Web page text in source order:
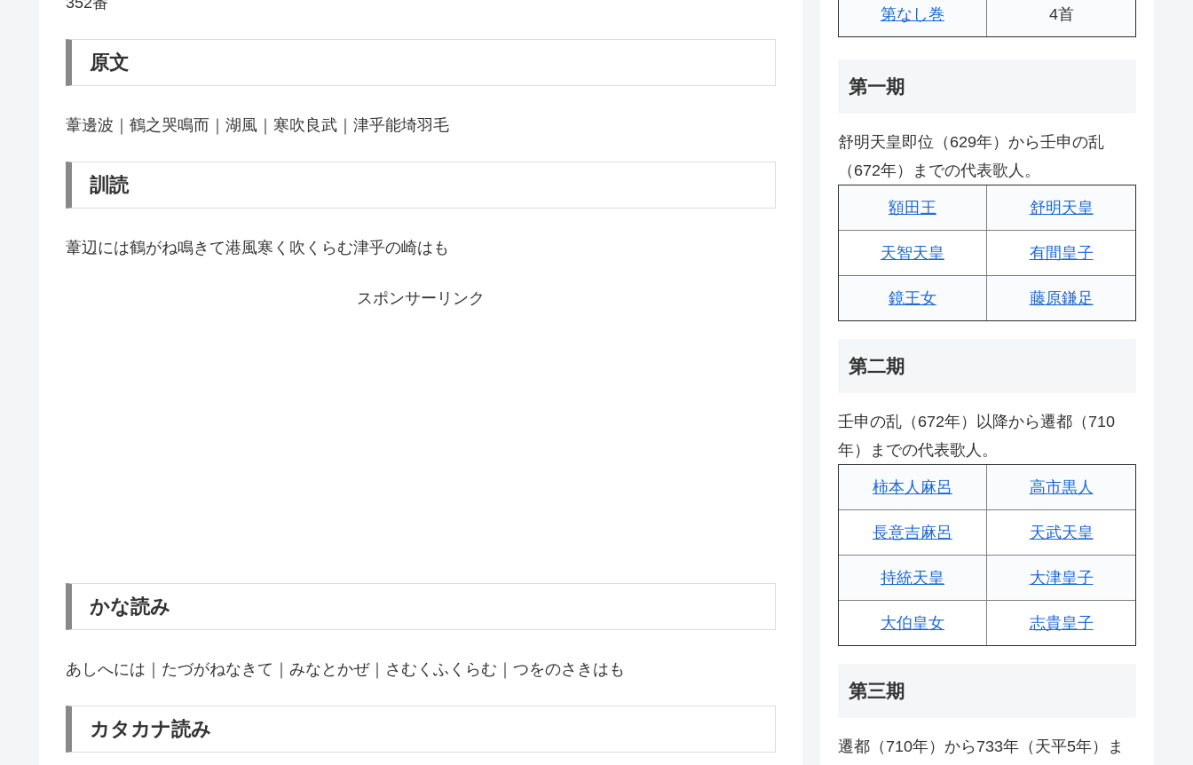
原文
葦邊波｜鶴之哭鳴而｜湖風｜寒吹良武｜津乎能埼羽毛
訓読
葦辺には鶴がね鳴きて港風寒く吹くらむ津乎の崎はも
スポンサーリンク
かな読み
あしへには｜たづがねなきて｜みなとかぜ｜さむくふくらむ｜つをのさきはも
カタカナ読み
第なし巻 4首
第一期
舒明天皇即位（629年）から壬申の乱
（672年）までの代表歌人。
額田王 舒明天皇
天智天皇 有間皇子
鏡王女 藤原鎌足
第二期
壬申の乱（672年）以降から遷都（710
年）までの代表歌人。
柿本人麻呂 高市黒人
長意吉麻呂 天武天皇
持統天皇 大津皇子
大伯皇女 志貴皇子
第三期
遷都（710年）から733年（天平5年）ま